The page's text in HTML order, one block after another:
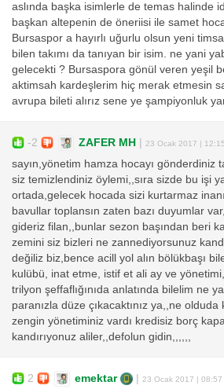
aslında başka isimlerle de temas halinde
başkan altepenin de öneriisi ile samet
Bursaspor a hayırlı uğurlu olsun yeni
bilen takımı da tanıyan bir isim. ne yani
gelecekti ? Bursaspora gönül veren yeşil
aktimsah kardeşlerim hiç merak etmesin
avrupa bileti alırız sene ye şampiyonluk
-2 ZAFER MH 23 Ocak 2017 | 12:15
sayın,yönetim hamza hocayı gönderdiniz
siz temizlendiniz öylemi,,sıra sizde bu işi
ortada,gelecek hocada sizi kurtarmaz
bavullar toplansın zaten bazı duyumlar
gideriz filan,,bunlar sezon başından beri
zemini siz bizleri ne zannediyorsunuz
değiliz biz,bence acill yol alın bölükbaşı
kulübü, inat etme, istif et ali ay ve
trilyon şeffaflığınıda anlatında bilelim ne
paranızla düze çıkacaktınız ya,,ne
zengin yönetiminiz vardı kredisiz borç
kandırıyonuz aliler,,defolun gidin,,,,,,
2 emektar 23 Ocak 2017 | 08:57